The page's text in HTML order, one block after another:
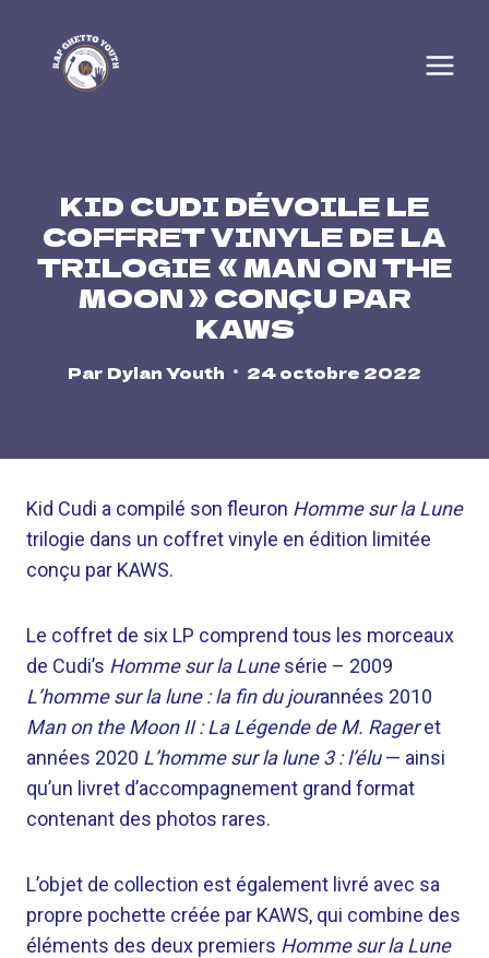
content
KID CUDI DÉVOILE LE
COFFRET VINYLE DE LA
TRILOGIE « MAN ON THE
MOON » CONÇU PAR
KAWS
Par Dylan Youth 24 octobre 2022
Kid Cudi a compilé son fleuron Homme sur la Lune
trilogie dans un coffret vinyle en édition limitée
conçu par KAWS.
Le coffret de six LP comprend tous les morceaux
de Cudi’s Homme sur la Lunesérie – 2009
L’homme sur la lune : la fin du jourannées 2010
Man on the Moon II : La Légende de M. Rageret
années 2020 L’homme sur la lune 3 : l’élu— ainsi
qu’un livret d’accompagnement grand format
contenant des photos rares.
L’objet de collection est également livré avec sa
propre pochette créée par KAWS, qui combine des
éléments des deux premiers Homme sur la Lune